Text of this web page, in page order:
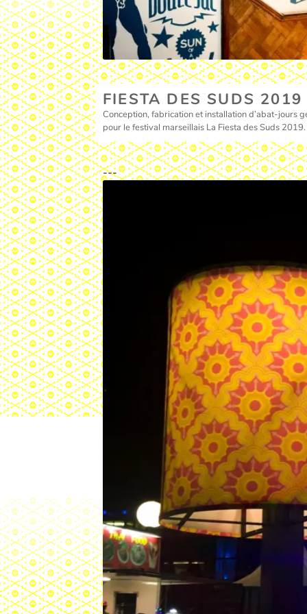
FIESTA DES SUDS 2019
Conception, fabrication et installation d’abat-jours
pour le festival marseillais La Fiesta des Suds 2019.
---